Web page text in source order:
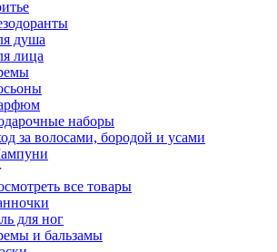
душа
лица
наборы
за волосами, бородой и усами
все товары
для ног
и бальзамы